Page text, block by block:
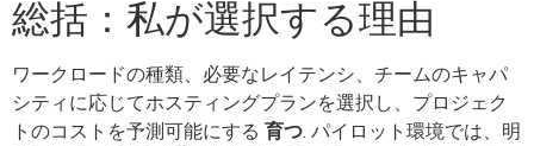
総括：私が選択する理由
ワークロードの種類、必要なレイテンシ、チームのキャパ
シティに応じてホスティングプランを選択し、プロジェク
トのコストを予測可能にする 育つ. パイロット環境では、明